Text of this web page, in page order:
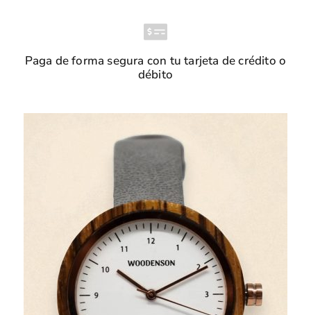
Paga de forma segura con tu tarjeta de crédito o
débito